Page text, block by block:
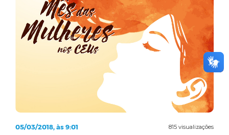
815 visualizações
05/03/2018, às 9:01